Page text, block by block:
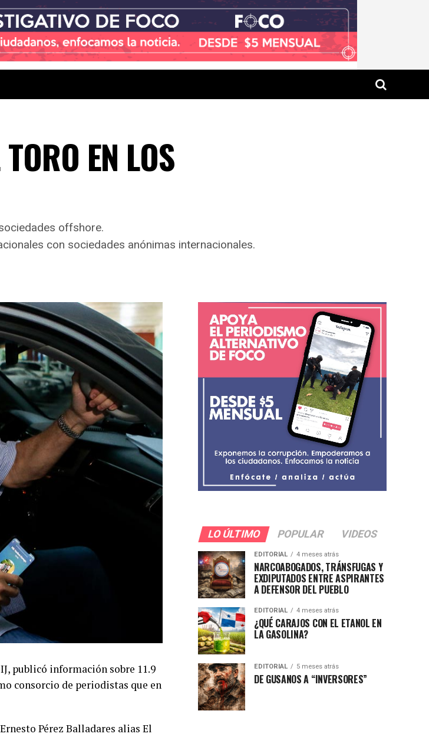
EN LOS
offshore.
con sociedades anónimas internacionales.
publicó información sobre 11.9
consorcio de periodistas que en
Pérez Balladares alias El
LO ÚLTIMO POPULAR VIDEOS
EDITORIAL 4 meses atrás
NARCOABOGADOS, TRÁNSFUGAS Y
EXDIPUTADOS ENTRE ASPIRANTES
A DEFENSOR DEL PUEBLO
EDITORIAL 4 meses atrás
¿QUÉ CARAJOS CON EL ETANOL EN
LA GASOLINA?
EDITORIAL 5 meses atrás
DE GUSANOS A “INVERSORES”